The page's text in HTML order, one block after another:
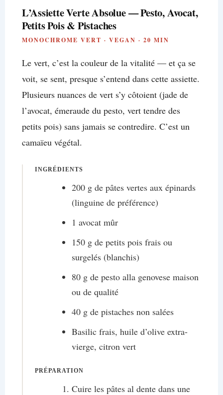
L’Assiette Verte Absolue — Pesto, Avocat,
Petits Pois & Pistaches
MONOCHROME VERT · VEGAN · 20 MIN
Le vert, c’est la couleur de la vitalité — et ça se
voit, se sent, presque s’entend dans cette assiette.
Plusieurs nuances de vert s’y côtoient (jade de
l’avocat, émeraude du pesto, vert tendre des
petits pois) sans jamais se contredire. C’est un
camaïeu végétal.
INGRÉDIENTS
200 g de pâtes vertes aux épinards
(linguine de préférence)
1 avocat mûr
150 g de petits pois frais ou
surgelés (blanchis)
80 g de pesto alla genovese maison
ou de qualité
40 g de pistaches non salées
Basilic frais, huile d’olive extra-
vierge, citron vert
PRÉPARATION
Cuire les pâtes al dente dans une